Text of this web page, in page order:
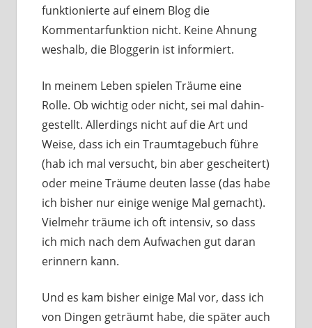
funk­tio­nier­te auf einem Blog die
Kommentarfunktion nicht. Keine Ahnung
wes­halb, die Bloggerin ist infor­miert.
In mei­nem Leben spie­len Träume eine
Rolle. Ob wich­tig oder nicht, sei mal dahin­
ge­stellt. Allerdings nicht auf die Art und
Weise, dass ich ein Traumtagebuch füh­re
(hab ich mal ver­sucht, bin aber geschei­tert)
oder mei­ne Träume deu­ten las­se (das habe
ich bis­her nur eini­ge weni­ge Mal gemacht).
Vielmehr träu­me ich oft inten­siv, so dass
ich mich nach dem Aufwachen gut dar­an
erin­nern kann.
Und es kam bis­her eini­ge Mal vor, dass ich
von Dingen geträumt habe, die spä­ter auch